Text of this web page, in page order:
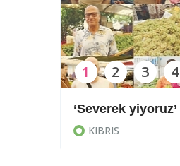
‘Severek yiyoruz’
KIBRIS
1 2 3 4